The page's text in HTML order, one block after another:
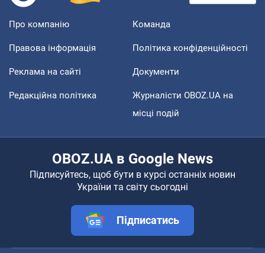
Про компанію Команда
Правова інформація Політика конфіденційності
Реклама на сайті Документи
Редакційна політика
Журналісти OBOZ.UA на
місці подій
OBOZ.UA в Google News
Підписуйтесь, щоб бути в курсі останніх новин
України та світу сьогодні
Підписатись